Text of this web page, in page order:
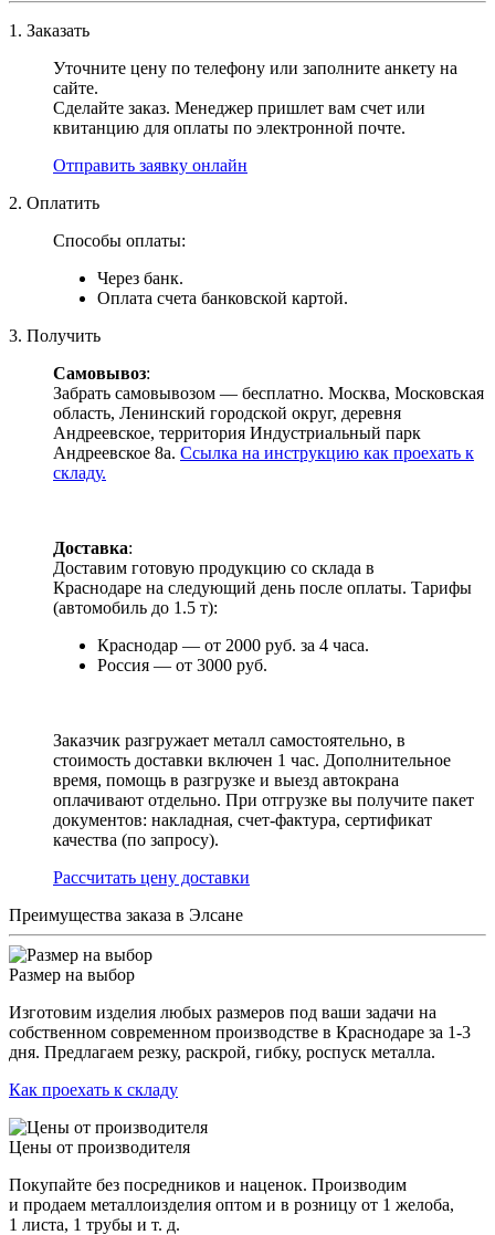
1. Заказать
Уточните цену по телефону или заполните анкету на
сайте.
Сделайте заказ. Менеджер пришлет вам счет или
квитанцию для оплаты по электронной почте.
Отправить заявку онлайн
2. Оплатить
Способы оплаты:
Через банк.
Оплата счета банковской картой.
3. Получить
Самовывоз:
Забрать самовывозом — бесплатно. Москва, Московская
область, Ленинский городской округ, деревня
Андреевское, территория Индустриальный парк
Андреевское 8а. Ссылка на инструкцию как проехать к
складу.
Доставка:
Доставим готовую продукцию со склада в
Краснодаре на следующий день после оплаты. Тарифы
(автомобиль до 1.5 т):
Краснодар — от 2000 руб. за 4 часа.
Россия — от 3000 руб.
Заказчик разгружает металл самостоятельно, в
стоимость доставки включен 1 час. Дополнительное
время, помощь в разгрузке и выезд автокрана
оплачивают отдельно. При отгрузке вы получите пакет
документов: накладная, счет-фактура, сертификат
качества (по запросу).
Раcсчитать цену доставки
Преимущества заказа в Элсане
Размер на выбор
Изготовим изделия любых размеров под ваши задачи на
собственном современном производстве в Краснодаре за 1-3
дня. Предлагаем резку, раскрой, гибку, роспуск металла.
Как проехать к складу
Цены от производителя
Покупайте без посредников и наценок. Производим
и продаем металлоизделия оптом и в розницу от 1 желоба,
1 листа, 1 трубы и т. д.